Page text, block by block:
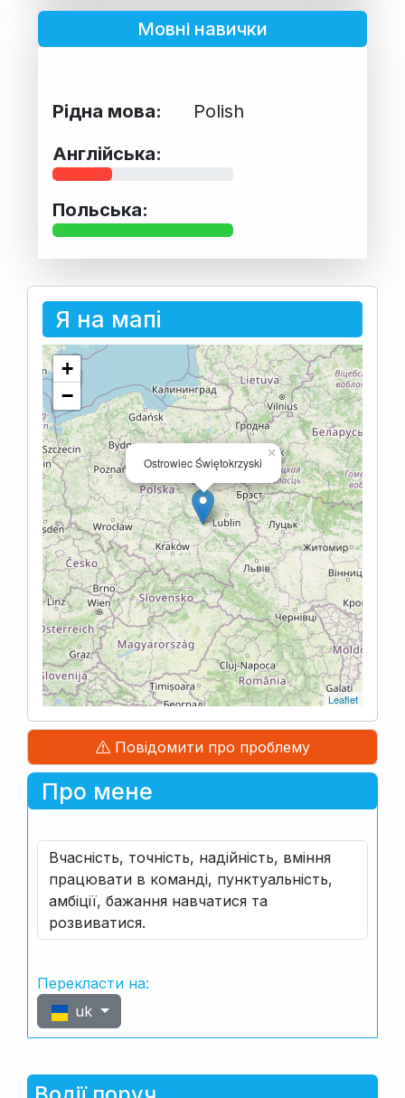
Мовні навички
Рідна мова:
Polish
Англійська:
Польська:
Я на мапі
Ostrowiec Świętokrzyski
×
+
−
Leaflet
Повідомити про проблему
Про мене
Вчасність, точність, надійність, вміння
працювати в команді, пунктуальність,
амбіції, бажання навчатися та
розвиватися.
Перекласти на:
uk